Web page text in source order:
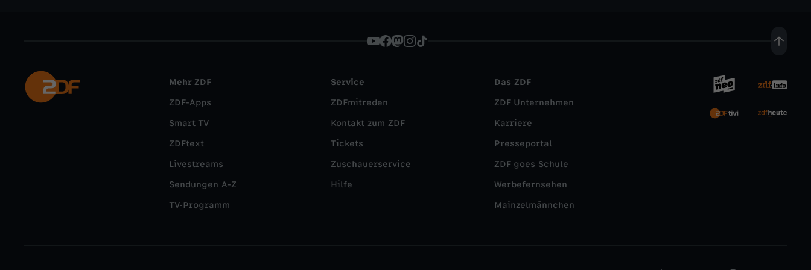
Mehr ZDF
ZDF-Apps
Smart TV
ZDFtext
Livestreams
Sendungen A-Z
TV-Programm
Service
ZDFmitreden
Kontakt zum ZDF
Tickets
Zuschauerservice
Hilfe
Das ZDF
ZDF Unternehmen
Karriere
Presseportal
ZDF goes Schule
Werbefernsehen
Mainzelmännchen